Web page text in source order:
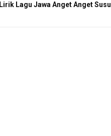
Lirik Lagu Jawa Anget Anget Susu